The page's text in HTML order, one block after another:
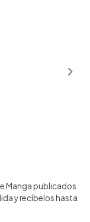
Manga publicados
y recíbelos hasta